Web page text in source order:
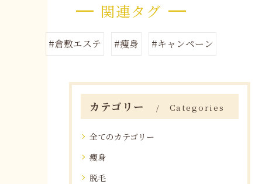
関連タグ
#倉敷エステ #痩身 #キャンペーン
カテゴリー Categories
全てのカテゴリー
痩身
脱毛